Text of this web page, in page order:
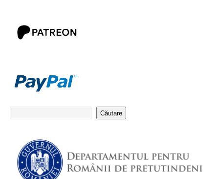
Căutare